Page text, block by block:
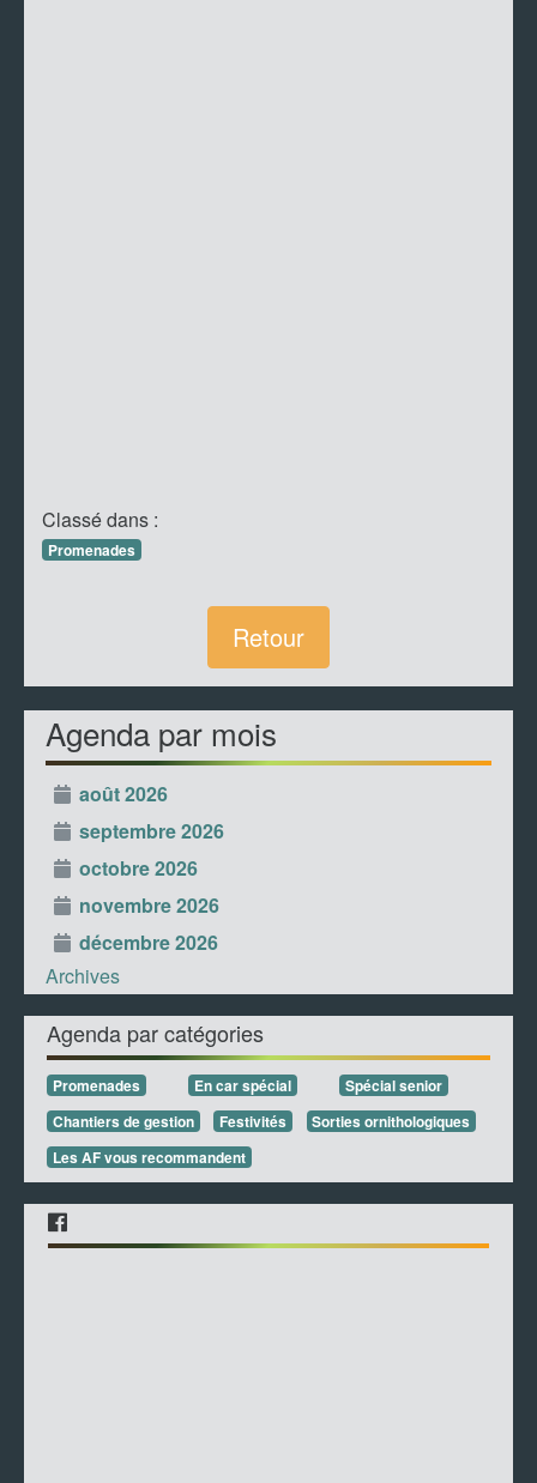
Classé dans :
Promenades
Retour
Agenda par mois
août 2026
septembre 2026
octobre 2026
novembre 2026
décembre 2026
Archives
Agenda par catégories
Promenades En car spécial
Spécial senior
Chantiers de gestion
Festivités
Sorties ornithologiques
Les AF vous recommandent